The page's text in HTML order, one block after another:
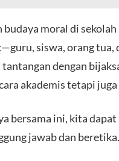
budaya moral di
siswa, orang tua,
dengan
akademis tetapi
bersama ini, kita
jawab dan beretika.